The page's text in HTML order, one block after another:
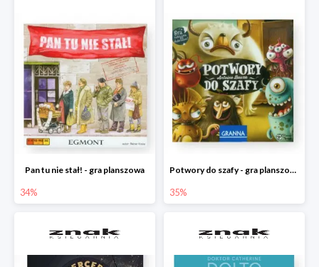
Pan tu nie stał! - gra planszowa
34%
Potwory do szafy - gra planszowa
35%